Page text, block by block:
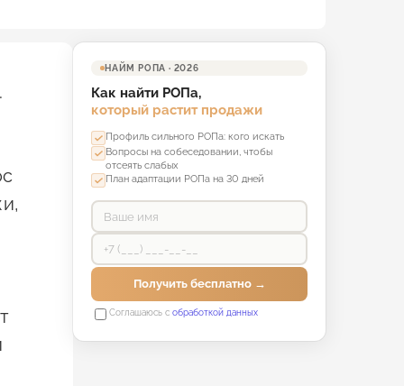
НАЙМ РОПА · 2026
Как найти РОПа,
который растит продажи
Профиль сильного РОПа: кого искать
Вопросы на собеседовании, чтобы
отсеять слабых
План адаптации РОПа на 30 дней
Получить бесплатно →
Соглашаюсь с обработкой данных